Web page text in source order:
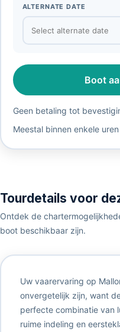
ALTERNATE DATE
Boot
Geen betaling tot
Meestal binnen enkele
Tourdetails voor
Ontdek de
boot beschikbaar zijn.
Uw vaarervaring op
onvergetelijk zijn, want
perfecte combinatie van
ruime indeling en